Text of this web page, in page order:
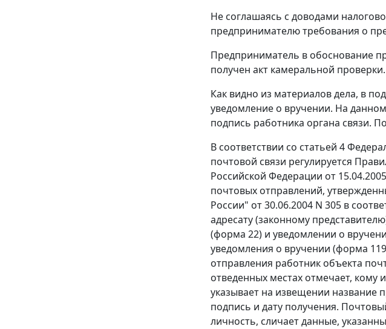
Не соглашаясь с доводами
предпринимателю требования о
Предприниматель в обоснование
получен акт камеральной проверки.
Как видно из материалов дела, в
уведомление о вручении. На
подпись работника органа связи.
В соответствии со статьей 4
почтовой связи регулируется
Российской Федерации от
почтовых отправлений,
России" от 30.06.2004 N 305 в
адресату (законному
(форма 22) и уведомлении о
уведомления о вручении (форма
отправления работник объекта
отведенных местах отмечает, кому
указывает на извещении название
подпись и дату получения.
личность, сличает данные,